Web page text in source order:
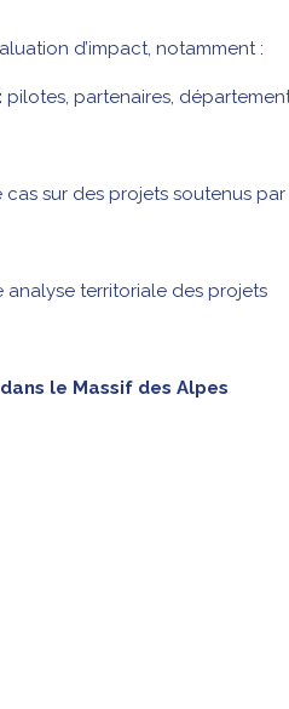
d’impact, notamment :
pilotes, partenaires,
sur des projets soutenus
analyse territoriale des projets
le Massif des Alpes